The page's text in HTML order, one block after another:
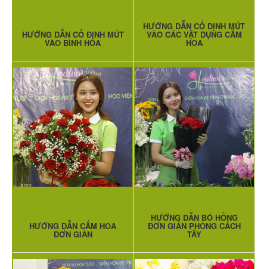
HƯỚNG DẪN CỐ ĐỊNH MÚT
VÀO BÌNH HOA
HƯỚNG DẪN CỐ ĐỊNH MÚT
VÀO CÁC VẬT DỤNG CẮM
HOA
HƯỚNG DẪN CẮM HOA
ĐƠN GIẢN
HƯỚNG DẪN BÓ HỒNG
ĐƠN GIẢN PHONG CÁCH
TÂY